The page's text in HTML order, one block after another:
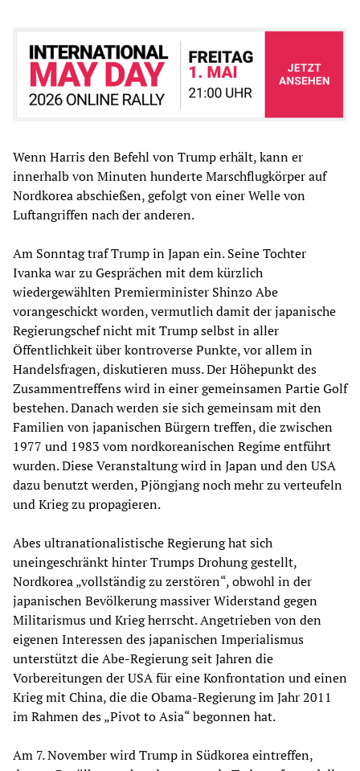
Wenn Harris den Befehl von Trump erhält, kann er
innerhalb von Minuten hunderte Marschflugkörper auf
Nordkorea abschießen, gefolgt von einer Welle von
Luftangriffen nach der anderen.
Am Sonntag traf Trump in Japan ein. Seine Tochter
Ivanka war zu Gesprächen mit dem kürzlich
wiedergewählten Premierminister Shinzo Abe
vorangeschickt worden, vermutlich damit der japanische
Regierungschef nicht mit Trump selbst in aller
Öffentlichkeit über kontroverse Punkte, vor allem in
Handelsfragen, diskutieren muss. Der Höhepunkt des
Zusammentreffens wird in einer gemeinsamen Partie Golf
bestehen. Danach werden sie sich gemeinsam mit den
Familien von japanischen Bürgern treffen, die zwischen
1977 und 1983 vom nordkoreanischen Regime entführt
wurden. Diese Veranstaltung wird in Japan und den USA
dazu benutzt werden, Pjöngjang noch mehr zu verteufeln
und Krieg zu propagieren.
Abes ultranationalistische Regierung hat sich
uneingeschränkt hinter Trumps Drohung gestellt,
Nordkorea „vollständig zu zerstören“, obwohl in der
japanischen Bevölkerung massiver Widerstand gegen
Militarismus und Krieg herrscht. Angetrieben von den
eigenen Interessen des japanischen Imperialismus
unterstützt die Abe-Regierung seit Jahren die
Vorbereitungen der USA für eine Konfrontation und einen
Krieg mit China, die die Obama-Regierung im Jahr 2011
im Rahmen des „Pivot to Asia“ begonnen hat.
Am 7. November wird Trump in Südkorea eintreffen,